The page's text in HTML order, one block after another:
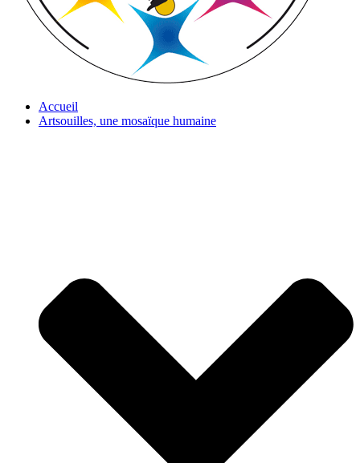
Accueil
Artsouilles, une mosaïque humaine